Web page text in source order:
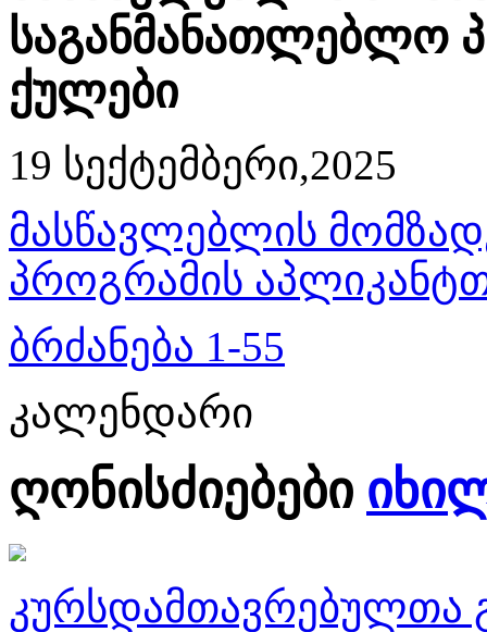
საგანმანათლებლო
ქულები
19 სექტემბერი,2025
მასწავლებლის
პროგრამის
ბრძანება 1-55
კალენდარი
ღონისძიებები
კურსდამთავრებულთა